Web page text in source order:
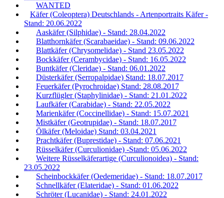
WANTED
Käfer (Coleoptera) Deutschlands - Artenportraits Käfer -
Stand: 20.06.2022
Aaskäfer (Silphidae) - Stand: 28.04.2022
Blatthornkäfer (Scarabaeidae) - Stand: 09.06.2022
Blattkäfer (Chrysomelidae) - Stand 23.05.2022
Bockkäfer (Cerambycidae) - Stand: 16.05.2022
Buntkäfer (Cleridae) - Stand: 06.01.2022
Düsterkäfer (Serropalpidae) Stand: 18.07.2017
Feuerkäfer (Pyrochroidae) Stand: 28.08.2017
Kurzflügler (Staphylinidae) - Stand: 21.01.2022
Laufkäfer (Carabidae) - Stand: 22.05.2022
Marienkäfer (Coccinellidae) - Stand: 15.07.2021
Mistkäfer (Geotrupidae) - Stand: 18.07.2017
Ölkäfer (Meloidae) Stand: 03.04.2021
Prachtkäfer (Buprestidae) - Stand: 07.06.2021
Rüsselkäfer (Curculionidae) -Stand: 05.06.2022
Weitere Rüsselkäferartige (Curculionoidea) - Stand:
23.05.2022
Scheinbockkäfer (Oedemeridae) - Stand: 18.07.2017
Schnellkäfer (Elateridae) - Stand: 01.06.2022
Schröter (Lucanidae) - Stand: 24.01.2022